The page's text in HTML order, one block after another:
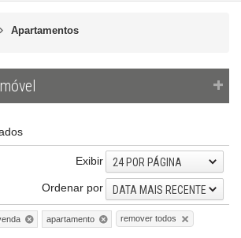
Apartamentos
Exibir
24 POR PÁGINA
Ordenar por
DATA MAIS RECENTE
apartamento remover todos